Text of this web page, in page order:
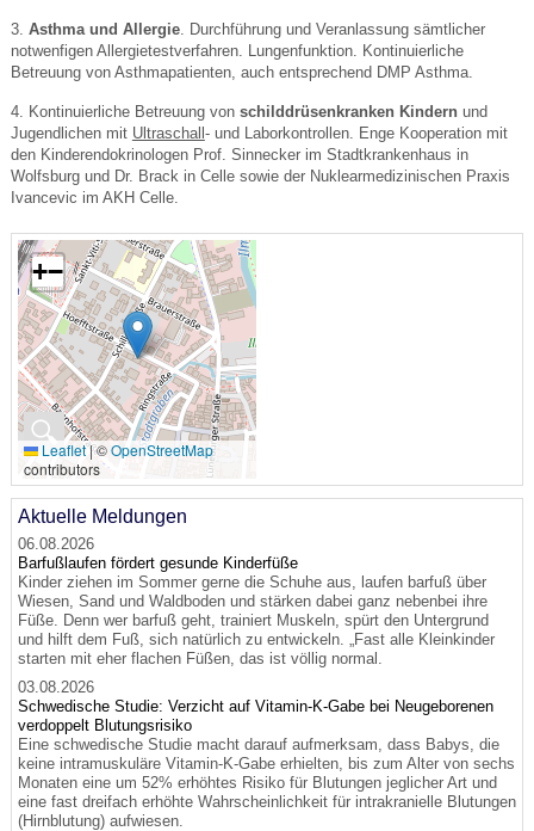
3. Asthma und Allergie. Durchführung und Veranlassung sämtlicher
notwenfigen Allergietestverfahren. Lungenfunktion. Kontinuierliche
Betreuung von Asthmapatienten, auch entsprechend DMP Asthma.
4. Kontinuierliche Betreuung von schilddrüsenkranken Kindernund
Jugendlichen mit Ultraschall - und Laborkontrollen. Enge Kooperation mit
den Kinderendokrinologen Prof. Sinnecker im Stadtkrankenhaus in
Wolfsburg und Dr. Brack in Celle sowie der Nuklearmedizinischen Praxis
Ivancevic im AKH Celle.
🔍
+−
Leaflet|©OpenStreetMap
contributors
Aktuelle Meldungen
06.08.2026
Barfußlaufen fördert gesunde Kinderfüße
Kinder ziehen im Sommer gerne die Schuhe aus, laufen barfuß über
Wiesen, Sand und Waldboden und stärken dabei ganz nebenbei ihre
Füße. Denn wer barfuß geht, trainiert Muskeln, spürt den Untergrund
und hilft dem Fuß, sich natürlich zu entwickeln. „Fast alle Kleinkinder
starten mit eher flachen Füßen, das ist völlig normal.
03.08.2026
Schwedische Studie: Verzicht auf Vitamin-K-Gabe bei Neugeborenen
verdoppelt Blutungsrisiko
Eine schwedische Studie macht darauf aufmerksam, dass Babys, die
keine intramuskuläre Vitamin-K-Gabe erhielten, bis zum Alter von sechs
Monaten eine um 52% erhöhtes Risiko für Blutungen jeglicher Art und
eine fast dreifach erhöhte Wahrscheinlichkeit für intrakranielle Blutungen
(Hirnblutung) aufwiesen.